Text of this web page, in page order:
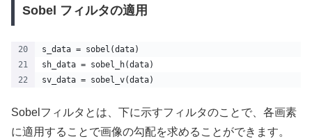
Sobel フィルタの適用
s_data = sobel(data)
sh_data = sobel_h(data)
sv_data = sobel_v(data)
Sobelフィルタとは、下に示すフィルタのことで、各画素
に適用することで画像の勾配を求めることができます。